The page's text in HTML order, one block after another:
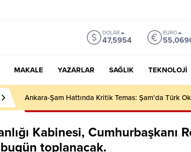
DOLAR
47,5954
EURO
MAKALE YAZARLAR SAĞLIK TEKNOLOJI
İCRA DOSYALARI HIZLA ARTIYOR
Kabinesi, Cumhurbaşkanı
toplanacak.